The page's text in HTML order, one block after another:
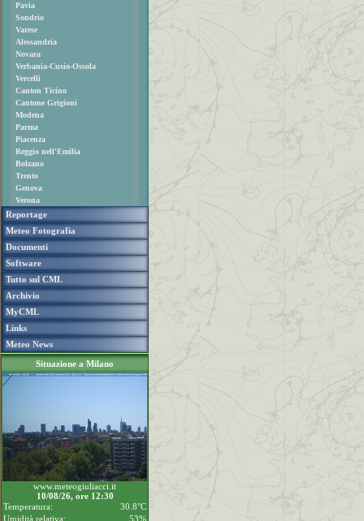
Pavia
Sondrio
Varese
Alessandria
Novara
Verbania-Cusio-Ossola
Vercelli
Canton Ticino
Cantone Grigioni
Modena
Parma
Piacenza
Reggio nell'Emilia
Bolzano
Trento
Genova
Verona
Reportage
Meteo Fotografia
Documenti
Software
Tutto sul CML
Archivio
MyCML
Links
Meteo News
Situazione a Milano
www.meteogiuliacci.it
10/08/26, ore 12:30
Temperatura:
30.8°C
Umidità relativa:
53%